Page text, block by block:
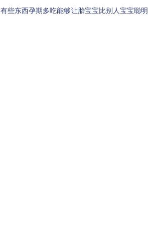
有些东西孕期多吃能够让胎宝宝比别人宝宝聪明